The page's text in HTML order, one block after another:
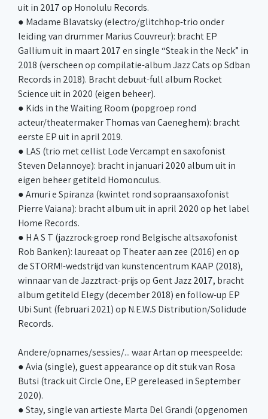
uit in 2017 op Honolulu Records.
● Madame Blavatsky (electro/glitchhop-trio onder
leiding van drummer Marius Couvreur): bracht EP
Gallium uit in maart 2017 en single “Steak in the Neck” in
2018 (verscheen op compilatie-album Jazz Cats op Sdban
Records in 2018). Bracht debuut-full album Rocket
Science uit in 2020 (eigen beheer).
● Kids in the Waiting Room (popgroep rond
acteur/theatermaker Thomas van Caeneghem): bracht
eerste EP uit in april 2019.
● LAS (trio met cellist Lode Vercampt en saxofonist
Steven Delannoye): bracht in januari 2020 album uit in
eigen beheer getiteld Homonculus.
● Amuri e Spiranza (kwintet rond sopraansaxofonist
Pierre Vaiana): bracht album uit in april 2020 op het label
Home Records.
● H A S T (jazzrock-groep rond Belgische altsaxofonist
Rob Banken): laureaat op Theater aan zee (2016) en op
de STORM!-wedstrijd van kunstencentrum KAAP (2018),
winnaar van de Jazztract-prijs op Gent Jazz 2017, bracht
album getiteld Elegy (december 2018) en follow-up EP
Ubi Sunt (februari 2021) op N.E.W.S Distribution/Solidude
Records.
Andere/opnames/sessies/... waar Artan op meespeelde:
● Avia (single), guest appearance op dit stuk van Rosa
Butsi (track uit Circle One, EP gereleased in September
2020).
● Stay, single van artieste Marta Del Grandi (opgenomen